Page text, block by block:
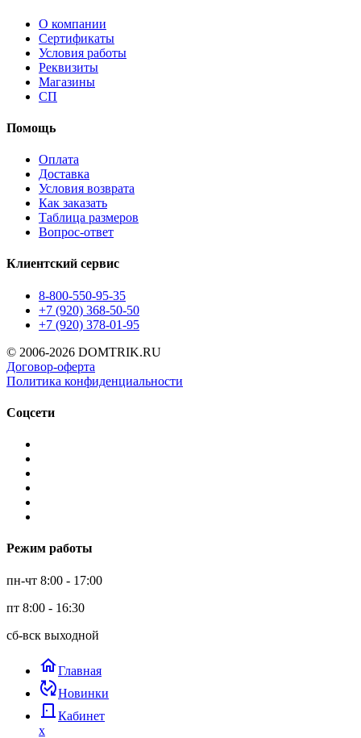
О компании
Сертификаты
Условия работы
Реквизиты
Магазины
СП
Помощь
Оплата
Доставка
Условия возврата
Как заказать
Таблица размеров
Вопрос-ответ
Клиентский сервис
8-800-550-95-35
+7 (920) 368-50-50
+7 (920) 378-01-95
© 2006-2026 DOMTRIK.RU
Договор-оферта
Политика конфиденциальности
Соцсети
Режим работы
пн-чт 8:00 - 17:00
пт 8:00 - 16:30
сб-вск выходной
homeГлавная
published_with_changesНовинки
door_back Кабинет
x